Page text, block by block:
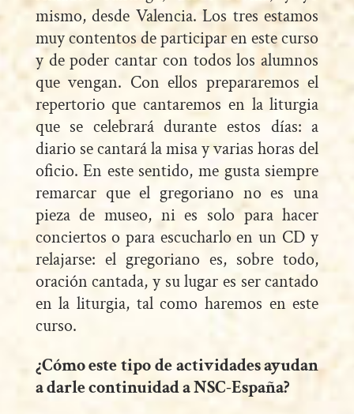
mismo, desde Valencia. Los tres estamos
muy contentos de participar en este curso
y de poder cantar con todos los alumnos
que vengan. Con ellos prepararemos el
repertorio que cantaremos en la liturgia
que se celebrará durante estos días: a
diario se cantará la misa y varias horas del
oficio. En este sentido, me gusta siempre
remarcar que el gregoriano no es una
pieza de museo, ni es solo para hacer
conciertos o para escucharlo en un CD y
relajarse: el gregoriano es, sobre todo,
oración cantada, y su lugar es ser cantado
en la liturgia, tal como haremos en este
curso.
¿Cómo este tipo de actividades ayudan
a darle continuidad a NSC-España?